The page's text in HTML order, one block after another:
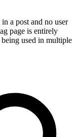
a post and no user
page is entirely
used in multiple